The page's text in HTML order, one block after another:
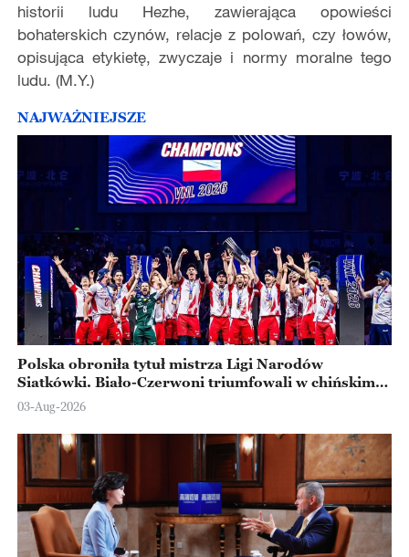
historii ludu Hezhe, zawierająca opowieści
bohaterskich czynów, relacje z polowań, czy łowów,
opisująca etykietę, zwyczaje i normy moralne tego
ludu. (M.Y.)
NAJWAŻNIEJSZE
Polska obroniła tytuł mistrza Ligi Narodów
Siatkówki. Biało-Czerwoni triumfowali w chińskim
Ningbo
03-Aug-2026